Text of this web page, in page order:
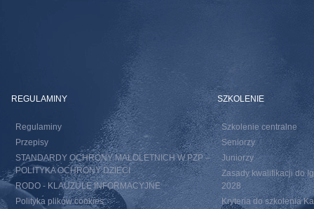
REGULAMINY
Regulaminy
Przepisy
STANDARDY OCHRONY MAŁOLETNICH W PZP –
POLITYKA OCHRONY DZIECI
RODO - KLAUZULE INFORMACYJNE
Polityka plików cookies
SZKOLENIE
Szkolenie centralne
Seniorzy
Juniorzy
Zasady kwalifikacji do
2028
Kryteria do szkolenia